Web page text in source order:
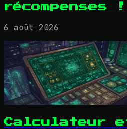
récompenses !
6 août 2026
Calculateur